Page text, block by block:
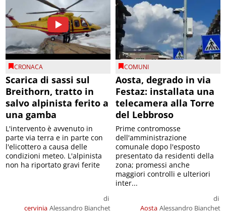
CRONACA
Scarica di sassi sul
Breithorn, tratto in
salvo alpinista ferito a
una gamba
cervinia
di
Alessandro Bianchet
L'intervento è avvenuto in
parte via terra e in parte con
l'elicottero a causa delle
condizioni meteo. L'alpinista
non ha riportato gravi ferite
COMUNI
Aosta, degrado in via
Festaz: installata una
telecamera alla Torre
del Lebbroso
Aosta
di
Alessandro Bianchet
Prime contromosse
dell'amministrazione
comunale dopo l'esposto
presentato da residenti della
zona; promessi anche
maggiori controlli e ulteriori
inter...